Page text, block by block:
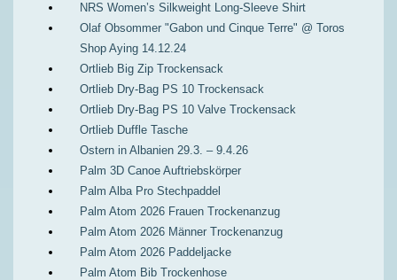
NRS Women’s Silkweight Long-Sleeve Shirt
Olaf Obsommer "Gabon und Cinque Terre" @ Toros
Shop Aying 14.12.24
Ortlieb Big Zip Trockensack
Ortlieb Dry-Bag PS 10 Trockensack
Ortlieb Dry-Bag PS 10 Valve Trockensack
Ortlieb Duffle Tasche
Ostern in Albanien 29.3. – 9.4.26
Palm 3D Canoe Auftriebskörper
Palm Alba Pro Stechpaddel
Palm Atom 2026 Frauen Trockenanzug
Palm Atom 2026 Männer Trockenanzug
Palm Atom 2026 Paddeljacke
Palm Atom Bib Trockenhose